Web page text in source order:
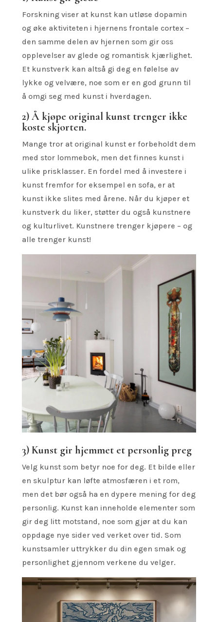
Forskning viser at kunst kan utløse dopamin
og øke aktiviteten i hjernens frontale cortex –
den samme delen av hjernen som gir oss
opplevelser av glede og romantisk kjærlighet.
Et kunstverk kan altså gi deg en følelse av
lykke og velvære, noe som er en god grunn til
å omgi seg med kunst i hverdagen.
2) Å kjøpe original kunst trenger ikke
koste skjorten.
Mange tror at original kunst er forbeholdt dem
med stor lommebok, men det finnes kunst i
ulike prisklasser. En fordel med å investere i
kunst fremfor for eksempel en sofa, er at
kunst ikke slites med årene. Når du kjøper et
kunstverk du liker, støtter du også kunstnere
og kulturlivet. Kunstnere trenger kjøpere – og
alle trenger kunst!
3) Kunst gir hjemmet et personlig preg
Velg kunst som betyr noe for deg. Et bilde eller
en skulptur kan løfte atmosfæren i et rom,
men det bør også ha en dypere mening for deg
personlig. Kunst kan inneholde elementer som
gir deg litt motstand, noe som gjør at du kan
oppdage nye sider ved verket over tid. Som
kunstsamler uttrykker du din egen smak og
personlighet gjennom verkene du velger.